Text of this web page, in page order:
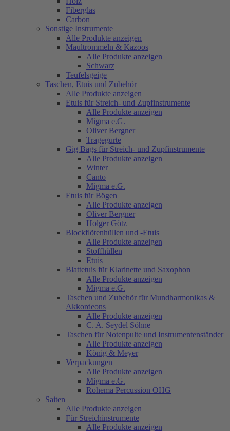
Fiberglas
Carbon
Sonstige Instrumente
Alle Produkte anzeigen
Maultrommeln & Kazoos
Alle Produkte anzeigen
Schwarz
Teufelsgeige
Taschen, Etuis und Zubehör
Alle Produkte anzeigen
Etuis für Streich- und Zupfinstrumente
Alle Produkte anzeigen
Migma e.G.
Oliver Bergner
Tragegurte
Gig Bags für Streich- und Zupfinstrumente
Alle Produkte anzeigen
Winter
Canto
Migma e.G.
Etuis für Bögen
Alle Produkte anzeigen
Oliver Bergner
Holger Götz
Blockflötenhüllen und -Etuis
Alle Produkte anzeigen
Stoffhüllen
Etuis
Blattetuis für Klarinette und Saxophon
Alle Produkte anzeigen
Migma e.G.
Taschen und Zubehör für Mundharmonikas &
Akkordeons
Alle Produkte anzeigen
C. A. Seydel Söhne
Taschen für Notenpulte und Instrumentenständer
Alle Produkte anzeigen
König & Meyer
Verpackungen
Alle Produkte anzeigen
Migma e.G.
Rohema Percussion OHG
Saiten
Alle Produkte anzeigen
Für Streichinstrumente
Alle Produkte anzeigen